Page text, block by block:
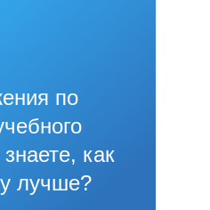
по
как
лучше?